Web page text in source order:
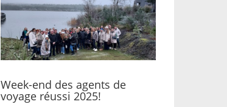
Week-end des agents de
voyage réussi 2025!